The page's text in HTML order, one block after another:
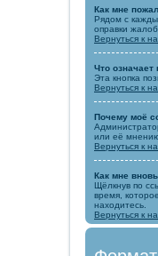
Как мне
Рядом с
оправки
Вернуться к
Что означает
Эта кнопка
Вернуться к
Почему моё
или её
Вернуться к
Как мне
Щёлкнув по
время,
находитесь.
Вернуться к